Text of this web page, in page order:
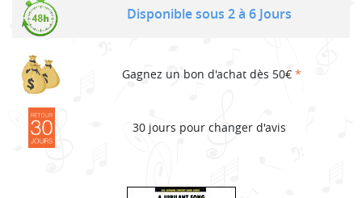
Disponible sous 2 à 6 Jours
Gagnez un bon d'achat dès 50€ *
30 jours pour changer d'avis